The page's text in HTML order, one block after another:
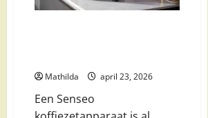
Mathilda april 23, 2026
Een Senseo